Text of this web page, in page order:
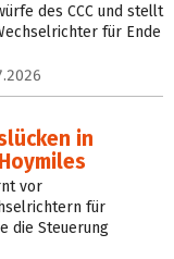
des CCC und stellt
für Ende
in
vor
für
die Steuerung